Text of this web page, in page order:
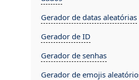
Gerador de datas aleatórias
Gerador de ID
Gerador de senhas
Gerador de emojis